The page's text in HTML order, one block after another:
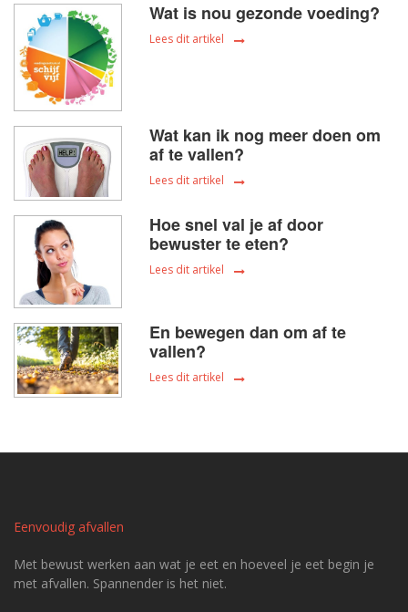
Wat is nou gezonde voeding?
Lees dit artikel
Wat kan ik nog meer doen om
af te vallen?
Lees dit artikel
Hoe snel val je af door
bewuster te eten?
Lees dit artikel
En bewegen dan om af te
vallen?
Lees dit artikel
Eenvoudig afvallen
Met bewust werken aan wat je eet en hoeveel je eet begin je
met afvallen. Spannender is het niet.